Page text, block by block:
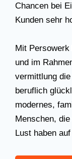
Chancen bei
Kunden sehr
Mit
und im
vermittlung
beruflich
modernes,
Menschen,
Lust haben